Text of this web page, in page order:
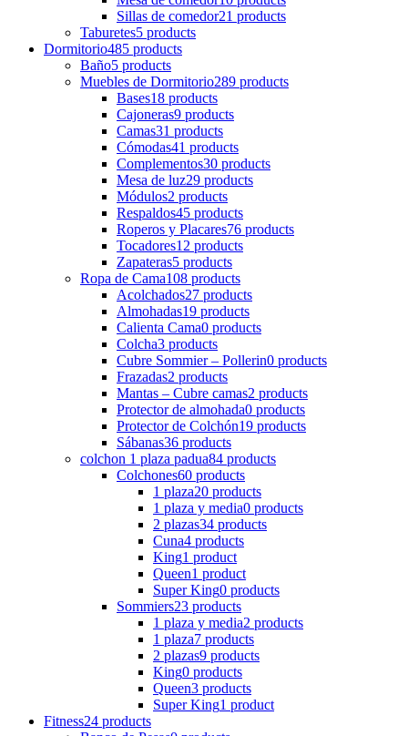
Sillas de comedor21 products
Taburetes5 products
Dormitorio485 products
Baño5 products
Muebles de Dormitorio289 products
Bases18 products
Cajoneras9 products
Camas31 products
Cómodas41 products
Complementos30 products
Mesa de luz29 products
Módulos2 products
Respaldos45 products
Roperos y Placares76 products
Tocadores12 products
Zapateras5 products
Ropa de Cama108 products
Acolchados27 products
Almohadas19 products
Calienta Cama0 products
Colcha3 products
Cubre Sommier – Pollerin0 products
Frazadas2 products
Mantas – Cubre camas2 products
Protector de almohada0 products
Protector de Colchón19 products
Sábanas36 products
colchon 1 plaza padua84 products
Colchones60 products
1 plaza20 products
1 plaza y media0 products
2 plazas34 products
Cuna4 products
King1 product
Queen1 product
Super King0 products
Sommiers23 products
1 plaza y media2 products
1 plaza7 products
2 plazas9 products
King0 products
Queen3 products
Super King1 product
Fitness24 products